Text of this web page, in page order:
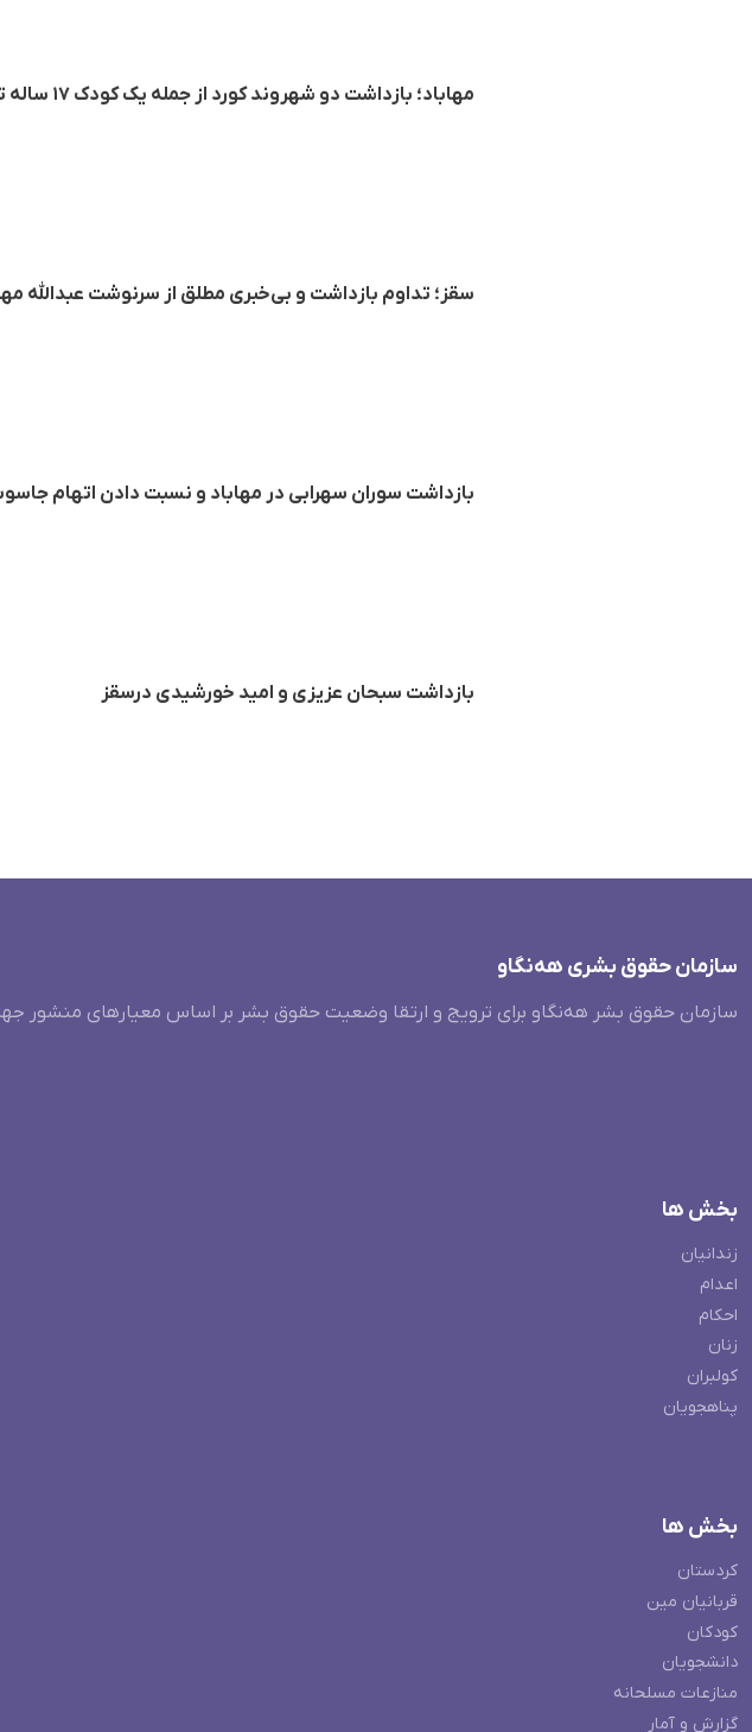
مهاباد؛ بازداشت دو شهروند کورد از جمله یک کودک ۱۷ ساله توسط نیروهای حکومتی
سقز؛ تداوم بازداشت و بی‌خبری مطلق از سرنوشت عبدالله
بازداشت سوران سهرابی در مهاباد و نسبت دادن اتهام
بازداشت سبحان عزیزی و امید خورشیدی درسقز
سازمان حقوق بشری هەنگاو
سازمان حقوق بشر هه‌نگاو برای ترویج و ارتقا وضعیت حقوق بشر بر اساس معیارهای منشور
بخش ها
زندانیان
اعدام
احکام
زنان
کولبران
پناهجویان
بخش ها
کردستان
قربانیان مین
کودکان
دانشجویان
منازعات مسلحانه
گزارش و آمار